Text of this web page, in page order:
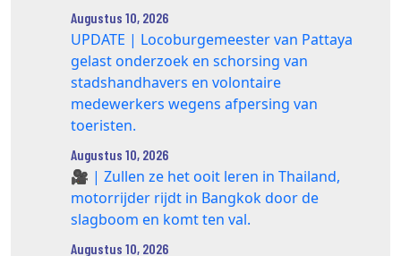
Augustus 10, 2026
UPDATE | Locoburgemeester van Pattaya
gelast onderzoek en schorsing van
stadshandhavers en volontaire
medewerkers wegens afpersing van
toeristen.
Augustus 10, 2026
🎥 | Zullen ze het ooit leren in Thailand,
motorrijder rijdt in Bangkok door de
slagboom en komt ten val.
Augustus 10, 2026